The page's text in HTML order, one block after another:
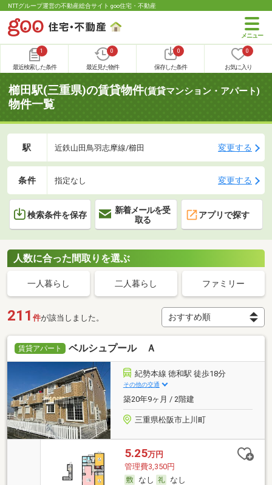
NTTグループ運営の不動産総合サイト goo住宅・不動産
1
最近検索した条件
0
最近見た物件
0
保存した条件
0
お気に入り
櫛田駅(三重県)の賃貸物件(賃貸マンション・アパート)
物件一覧
駅 近鉄山田鳥羽志摩線/櫛田 変更する
条件 指定なし 変更する
検索条件を保存
新着メールを受
取る
アプリで探す
人数に合った間取りを選ぶ
一人暮らし 二人暮らし ファミリー
211 件が該当しました。
賃貸アパート ベルシュプール Ａ
紀勢本線 徳和駅 徒歩18分
その他の交通
築20年9ヶ月 / 2階建
三重県松阪市上川町
5.25万円
管理費3,350円
なし
なし